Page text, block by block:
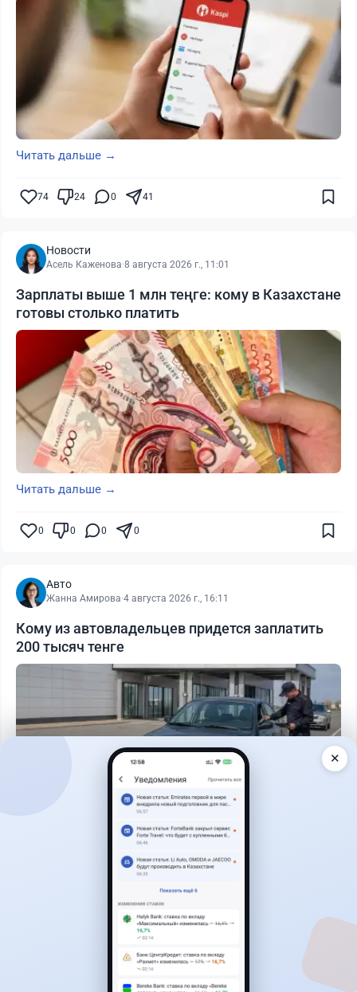
Читать дальше →
74 24 0 41
Новости
Асель Каженова·8 августа 2026 г., 11:01
Зарплаты выше 1 млн теңге: кому в Казахстане
готовы столько платить
Читать дальше →
0 0 0 0
Авто
Жанна Амирова·4 августа 2026 г., 16:11
Кому из автовладельцев придется заплатить
200 тысяч тенге
11
7 августа 2026 г., 17:23
В Казахстане начали охоту на водителей с
фальшивыми номерами из России
✕